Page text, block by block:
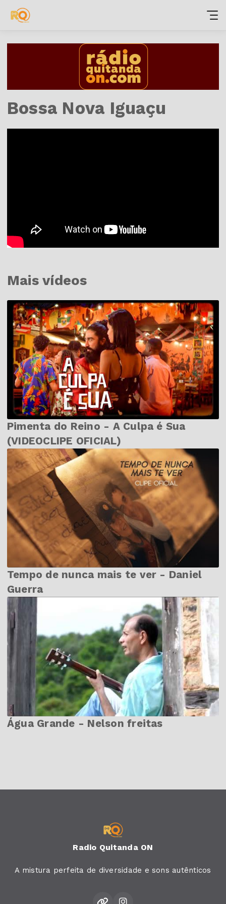
Bossa Nova Iguaçu
Mais vídeos
Pimenta do Reino - A Culpa é Sua
(VIDEOCLIPE OFICIAL)
Tempo de nunca mais te ver - Daniel
Guerra
Água Grande - Nelson freitas
Radio Quitanda ON
A mistura perfeita de diversidade e sons autênticos